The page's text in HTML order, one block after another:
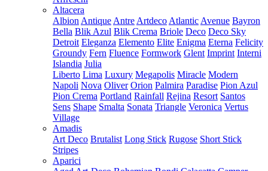
Altacera
Albion Antique Antre Artdeco Atlantic Avenue Bayron
Bella Blik Azul Blik Crema Briole Deco Deco Sky
Detroit Eleganza Elemento Elite Enigma Eterna Felicity
Groundy Fern Fluence Formwork Glent Imprint Interni
Islandia Julia
Liberto Lima Luxury Megapolis Miracle Modern
Napoli Nova Oliver Orion Palmira Paradise Pion Azul
Pion Crema Portland Rainfall Rejina Resort Santos
Sens Shape Smalta Sonata Triangle Veronica Vertus
Village
Amadis
Art Deco Brutalist Long Stick Rugose Short Stick
Stripes
Aparici